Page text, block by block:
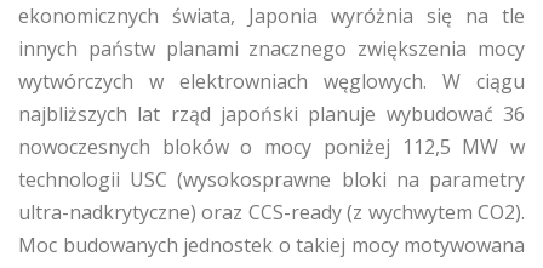
ekonomicznych świata, Japonia wyróżnia się na tle
innych państw planami znacznego zwiększenia mocy
wytwórczych w elektrowniach węglowych. W ciągu
najbliższych lat rząd japoński planuje wybudować 36
nowoczesnych bloków o mocy poniżej 112,5 MW w
technologii USC (wysokosprawne bloki na parametry
ultra-nadkrytyczne) oraz CCS-ready (z wychwytem CO2).
Moc budowanych jednostek o takiej mocy motywowana